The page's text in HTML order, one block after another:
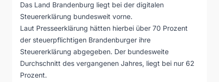
Das Land Brandenburg liegt bei der digitalen
Steuererklärung bundesweit vorne.
Laut Presseerklärung hätten hierbei über 70 Prozent
der steuerpflichtigen Brandenburger ihre
Steuererklärung abgegeben. Der bundesweite
Durchschnitt des vergangenen Jahres, liegt bei nur 62
Prozent.